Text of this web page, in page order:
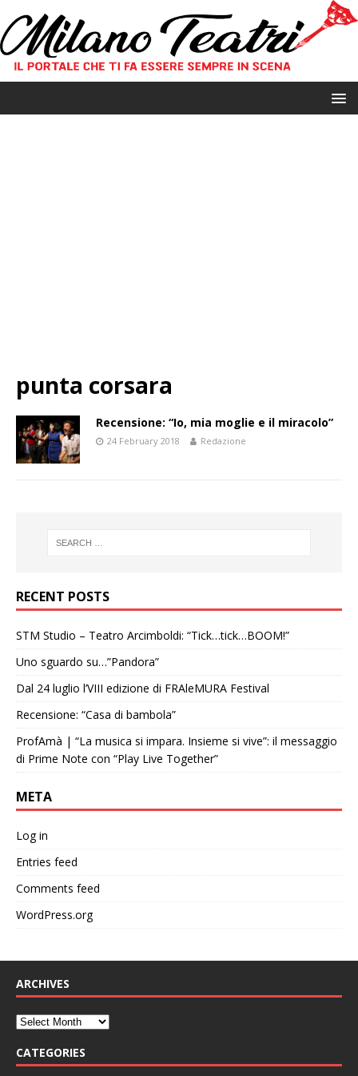
punta corsara
Recensione: “Io, mia moglie e il miracolo”
24 February 2018 Redazione
RECENT POSTS
STM Studio – Teatro Arcimboldi: “Tick…tick…BOOM!”
Uno sguardo su…”Pandora”
Dal 24 luglio l’VIII edizione di FRAleMURA Festival
Recensione: “Casa di bambola”
ProfAmà | “La musica si impara. Insieme si vive”: il messaggio
di Prime Note con “Play Live Together”
META
Log in
Entries feed
Comments feed
WordPress.org
ARCHIVES
CATEGORIES